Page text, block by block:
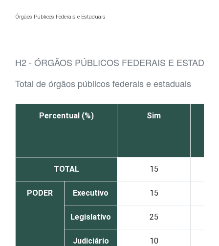
Órgãos Públicos Federais e Estaduais
H2 - ÓRGÃOS PÚBLICOS FEDERAIS E
Total de órgãos públicos federais e estaduais
Percentual (%) Sim
TOTAL 15
PODER Executivo 15
Legislativo 25
Judiciário 10